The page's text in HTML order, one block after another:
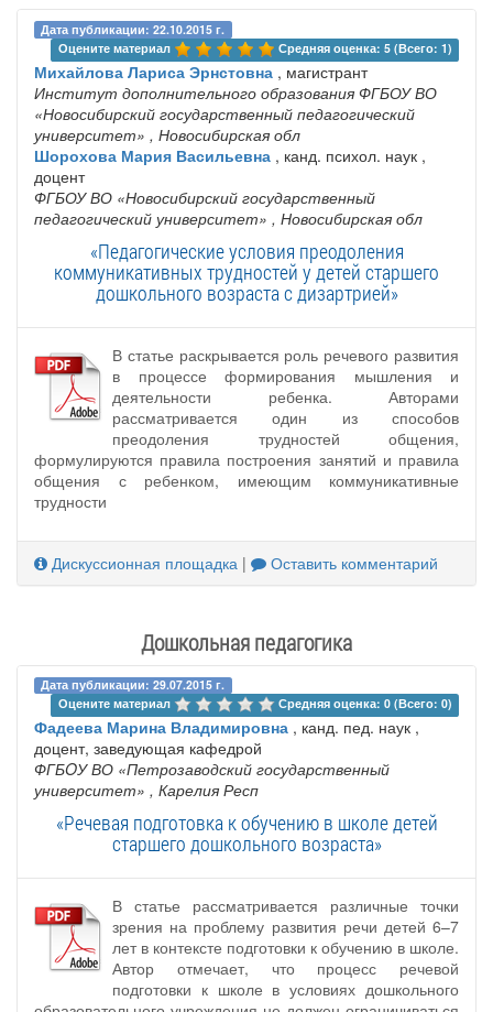
Дата публикации: 22.10.2015 г.
Оцените материал
Средняя оценка: 5 (Всего: 1)
Михайлова Лариса Эрнстовна , магистрант
Институт дополнительного образования ФГБОУ ВО
«Новосибирский государственный педагогический
университет» , Новосибирская обл
Шорохова Мария Васильевна , канд. психол. наук ,
доцент
ФГБОУ ВО «Новосибирский государственный
педагогический университет» , Новосибирская обл
«Педагогические условия преодоления
коммуникативных трудностей у детей старшего
дошкольного возраста с дизартрией»
В статье раскрывается роль речевого развития
в процессе формирования мышления и
деятельности ребенка. Авторами
рассматривается один из способов
преодоления трудностей общения,
формулируются правила построения занятий и правила
общения с ребенком, имеющим коммуникативные
трудности
Дискуссионная площадка | Оставить комментарий
Дошкольная педагогика
Дата публикации: 29.07.2015 г.
Оцените материал
Средняя оценка: 0 (Всего: 0)
Фадеева Марина Владимировна , канд. пед. наук ,
доцент, заведующая кафедрой
ФГБOУ ВО «Петрозаводский государственный
университет» , Карелия Респ
«Речевая подготовка к обучению в школе детей
старшего дошкольного возраста»
В статье рассматривается различные точки
зрения на проблему развития речи детей 6–7
лет в контексте подготовки к обучению в школе.
Автор отмечает, что процесс речевой
подготовки к школе в условиях дошкольного